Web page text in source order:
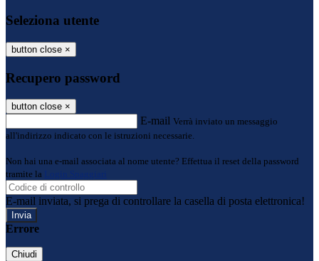
Seleziona utente
button close ×
Recupero password
button close ×
E-mail Verrà inviato un messaggio
all'indirizzo indicato con le istruzioni necessarie.
Non hai una e-mail associata al nome utente? Effettua il reset della password
tramite la
Login Spaggiari
E-mail inviata, si prega di controllare la casella di posta elettronica!
Errore
Chiudi